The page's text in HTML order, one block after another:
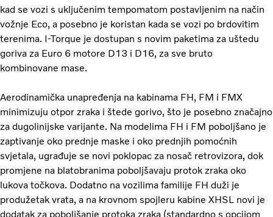
kad se vozi s uključenim tempomatom postavljenim na način
vožnje Eco, a posebno je koristan kada se vozi po brdovitim
terenima. I-Torque je dostupan s novim paketima za uštedu
goriva za Euro 6 motore D13 i D16, za sve bruto
kombinovane mase.
Aerodinamička unapređenja na kabinama FH, FM i FMX
minimizuju otpor zraka i štede gorivo, što je posebno značajno
za dugolinijske varijante. Na modelima FH i FM poboljšano je
zaptivanje oko prednje maske i oko prednjih pomoćnih
svjetala, ugrađuje se novi poklopac za nosač retrovizora, dok
promjene na blatobranima poboljšavaju protok zraka oko
lukova točkova. Dodatno na vozilima familije FH duži je
produžetak vrata, a na krovnom spojleru kabine XHSL novi je
dodatak za poboljšanje protoka zraka (standardno s opcijom